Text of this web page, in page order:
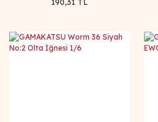
190,31 TL